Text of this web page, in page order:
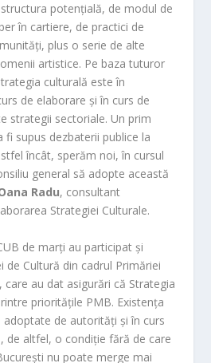
potențială, de modul de
în cartiere, de practici de
plus o serie de alte
artistice. Pe baza tuturor
culturală este în
de elaborare și în curs de
strategii sectoriale. Un prim
supus dezbaterii publice la
încât, sperăm noi, în cursul
general să adopte această
Radu, consultant
Strategiei Culturale.
de marți au participat și
de Cultură din cadrul Primăriei
care au dat asigurări că Strategia
prioritățile PMB. Existența
adoptate de autorități și în curs
de altfel, o condiție fără de care
nu poate merge mai